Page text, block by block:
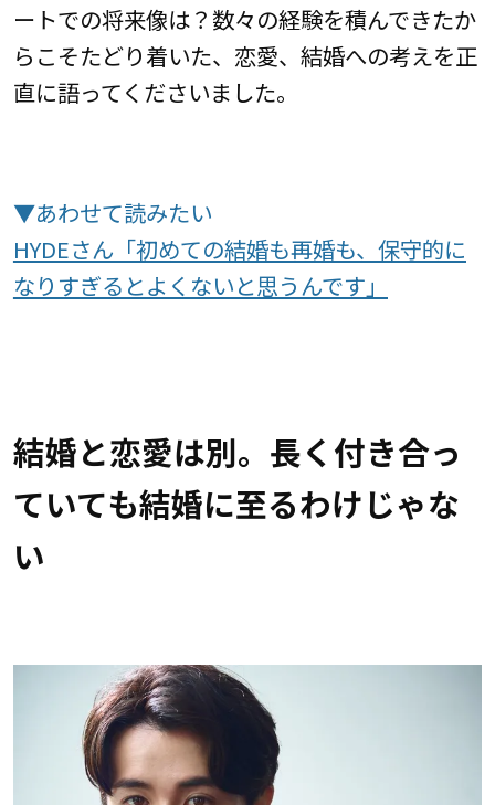
ートでの将来像は？数々の経験を積んできたか
らこそたどり着いた、恋愛、結婚への考えを正
直に語ってくださいました。
▼あわせて読みたい
HYDEさん「初めての結婚も再婚も、保守的に
なりすぎるとよくないと思うんです」
結婚と恋愛は別。長く付き合っ
ていても結婚に至るわけじゃな
い